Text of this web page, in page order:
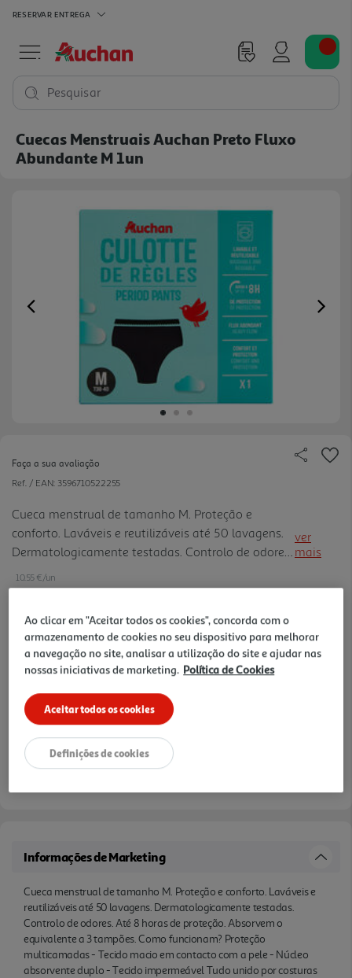
RESERVAR ENTREGA
Pesquisar
Cuecas Menstruais Auchan Preto Fluxo
Abundante M 1un
Previous
Faça a sua avaliação
Ref. / EAN: 3596710522255
Cueca menstrual de tamanho M. Proteção e
conforto. Laváveis e reutilizáveis até 50 lavagens.
Dermatologicamente testadas. Controlo de odores.
Até 8 horas de proteção. Absorvem o equivalente a
3 tampões. Como funcionam? Proteção
pele - Núcleo absorvente duplo - Tecido
impermeável Tudo unido por costuras especiais
para proteger contra fugas.
ver
mais
10.55 €/un
10,55 €
Informações de Marketing
Cueca menstrual de tamanho M. Proteção e conforto. Laváveis e
reutilizáveis até 50 lavagens. Dermatologicamente testadas.
Controlo de odores. Até 8 horas de proteção. Absorvem o
equivalente a 3 tampões. Como funcionam? Proteção
multicamadas - Tecido macio em contacto com a pele - Núcleo
absorvente duplo - Tecido impermeável Tudo unido por costuras
Ao clicar em "Aceitar todos os cookies", concorda com o
armazenamento de cookies no seu dispositivo para melhorar
a navegação no site, analisar a utilização do site e ajudar nas
nossas iniciativas de marketing. Política de Cookies
Aceitar todos os cookies
Definições de cookies